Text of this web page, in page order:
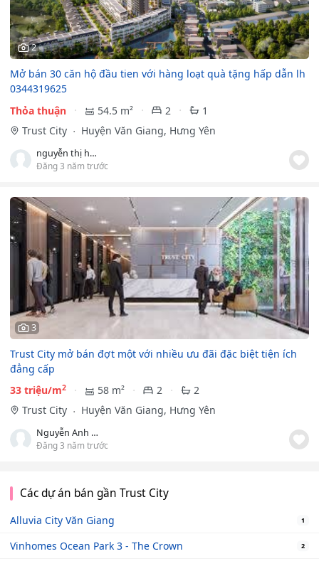
2
Mở bán 30 căn hộ đầu tien với hàng loạt quà tặng hấp dẫn lh
0344319625
Thỏa thuận
54.5 m² 2
1
Trust City
Huyện Văn Giang, Hưng Yên
nguyễn thị hương nhi
Đăng 3 năm trước
3
Trust City mở bán đợt một với nhiều ưu đãi đặc biệt tiện ích
đẳng cấp
33 triệu/m2 58 m² 2
2
Trust City
Huyện Văn Giang, Hưng Yên
Nguyễn Anh Quốc
Đăng 3 năm trước
Các dự án bán gần Trust City
Alluvia City Văn Giang 1
Vinhomes Ocean Park 3 - The Crown 2